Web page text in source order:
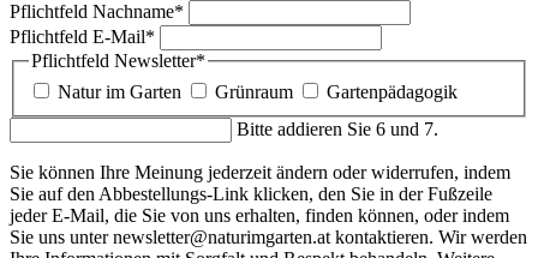
Pflichtfeld Nachname*
Pflichtfeld E-Mail*
Pflichtfeld Newsletter*
Natur im Garten
Grünraum
Gartenpädagogik
Bitte addieren Sie 6 und 7.
Sie können Ihre Meinung jederzeit ändern oder widerrufen, indem
Sie auf den Abbestellungs-Link klicken, den Sie in der Fußzeile
jeder E-Mail, die Sie von uns erhalten, finden können, oder indem
Sie uns unter newsletter@naturimgarten.at kontaktieren. Wir werden